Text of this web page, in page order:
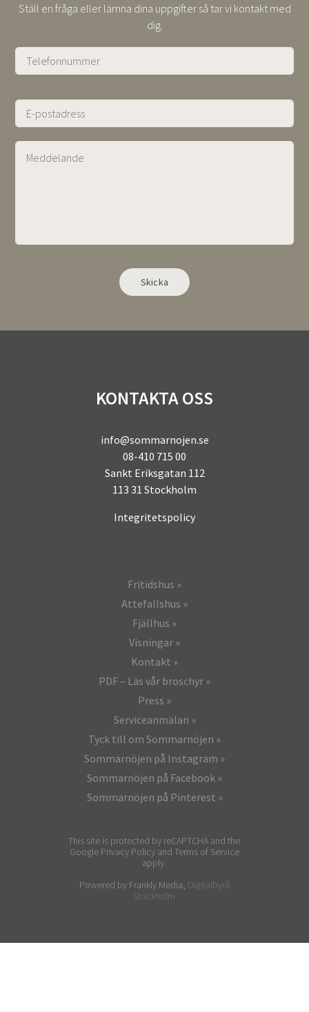
Ställ en fråga eller lämna dina uppgifter så tar vi kontakt med
dig.
KONTAKTA OSS
info@sommarnojen.se
08-410 715 00
Sankt Eriksgatan 112
113 31 Stockholm
Integritetspolicy
Fritidshus
Attefallshus
Fjällhus
Visningar
Kontakt
PDF – Läs vår broschyr
Press
Serviceanmälan
Tyck till om Sommarnöjen
Sommarnöjen på Instagram
Sommarnöjen på Facebook
Sommarnöjen på Pinterest
This site is protected by reCAPTCHA and the
Google Privacy Policy and Terms of Service
apply.
Powered by Frankly Media, Digitalbyrå
Stockholm